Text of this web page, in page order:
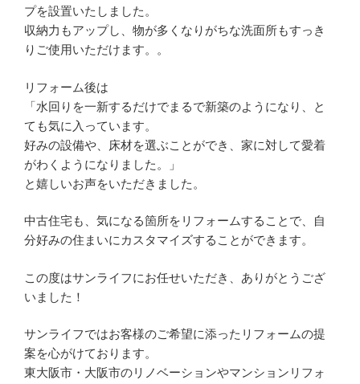
プを設置いたしました。
収納力もアップし、物が多くなりがちな洗面所もすっき
りご使用いただけます。。
リフォーム後は
「水回りを一新するだけでまるで新築のようになり、と
ても気に入っています。
好みの設備や、床材を選ぶことができ、家に対して愛着
がわくようになりました。」
と嬉しいお声をいただきました。
中古住宅も、気になる箇所をリフォームすることで、自
分好みの住まいにカスタマイズすることができます。
この度はサンライフにお任せいただき、ありがとうござ
いました！
サンライフではお客様のご希望に添ったリフォームの提
案を心がけております。
東大阪市・大阪市のリノベーションやマンションリフォ